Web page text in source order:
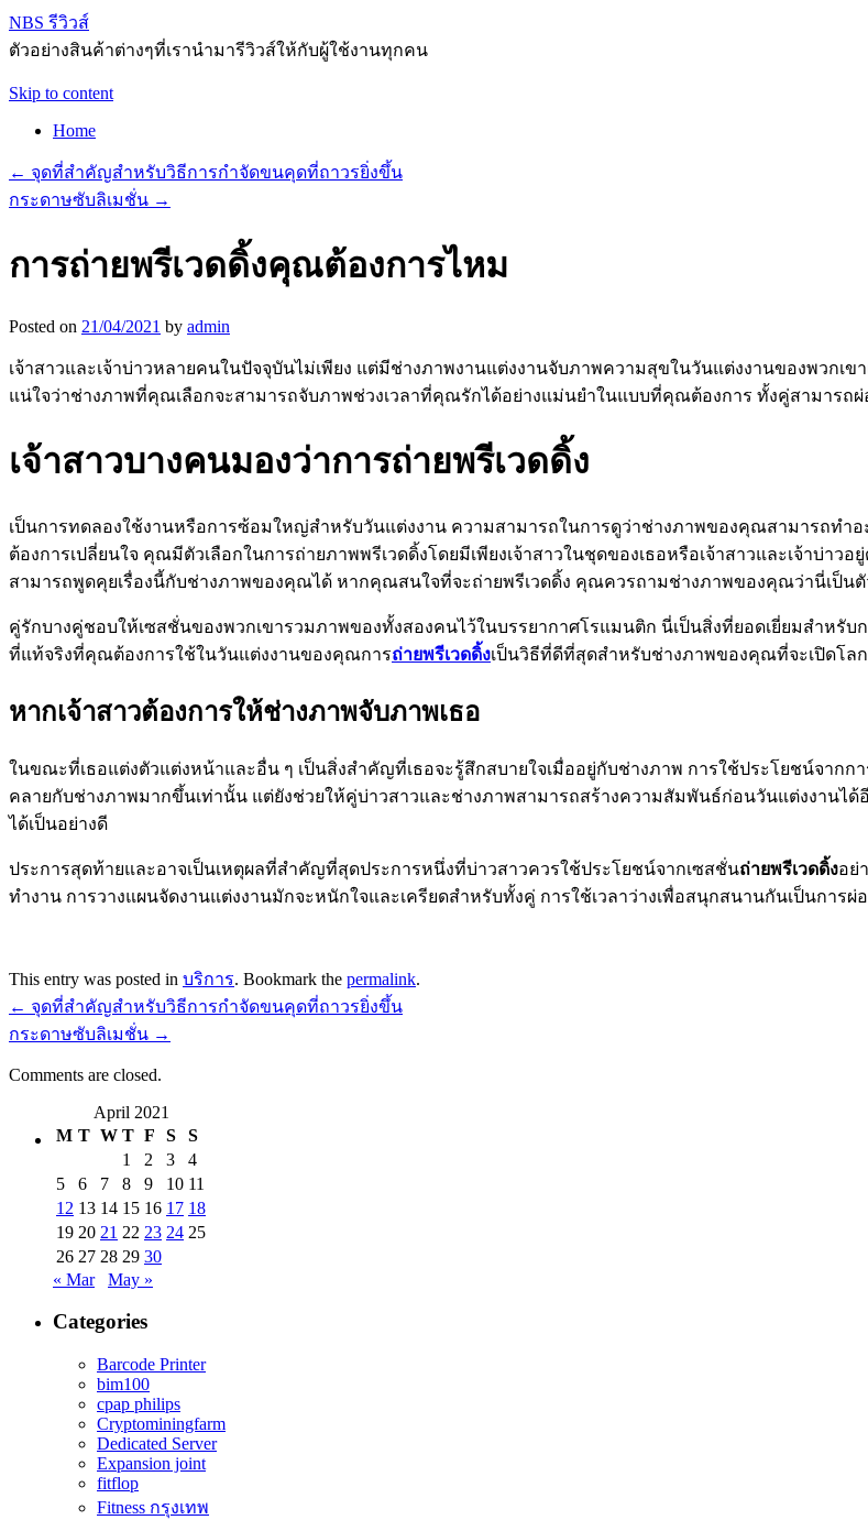
NBS รีวิวส์
ตัวอย่างสินค้าต่างๆที่เรานำมารีวิวส์ให้กับผู้ใช้งานทุกคน
Skip to content
Home
← จุดที่สำคัญสำหรับวิธีการกำจัดขนคุดที่ถาวรยิ่งขึ้น
กระดาษซับลิเมชั่น →
การถ่ายพรีเวดดิ้งคุณต้องการไหม
Posted on 21/04/2021 by admin
เจ้าสาวและเจ้าบ่าวหลายคนในปัจจุบันไม่เพียง แต่มีช่างภาพงานแต่งงานจับภาพความสุขในวันแต่งงานของพวกเข
แน่ใจว่าช่างภาพที่คุณเลือกจะสามารถจับภาพช่วงเวลาที่คุณรักได้อย่างแม่นยำในแบบที่คุณต้องการ ทั้งคู่สามารถ
เจ้าสาวบางคนมองว่าการถ่ายพรีเวดดิ้ง
เป็นการทดลองใช้งานหรือการซ้อมใหญ่สำหรับวันแต่งงาน ความสามารถในการดูว่าช่างภาพของคุณสามารถทำ
ต้องการเปลี่ยนใจ คุณมีตัวเลือกในการถ่ายภาพพรีเวดดิ้งโดยมีเพียงเจ้าสาวในชุดของเธอหรือเจ้าสาวและเจ้าบ่
สามารถพูดคุยเรื่องนี้กับช่างภาพของคุณได้ หากคุณสนใจที่จะถ่ายพรีเวดดิ้ง คุณควรถามช่างภาพของคุณว่านี่เป็นตั
คู่รักบางคู่ชอบให้เซสชั่นของพวกเขารวมภาพของทั้งสองคนไว้ในบรรยากาศโรแมนติก นี่เป็นสิ่งที่ยอดเยี่ยมสำห
ที่แท้จริงที่คุณต้องการใช้ในวันแต่งงานของคุณการถ่ายพรีเวดดิ้งเป็นวิธีที่ดีที่สุดสำหรับช่างภาพของคุณที่จะเปิดโล
หากเจ้าสาวต้องการให้ช่างภาพจับภาพเธอ
ในขณะที่เธอแต่งตัวแต่งหน้าและอื่น ๆ เป็นสิ่งสำคัญที่เธอจะรู้สึกสบายใจเมื่ออยู่กับช่างภาพ การใช้ประโยชน์จากก
คลายกับช่างภาพมากขึ้นเท่านั้น แต่ยังช่วยให้คู่บ่าวสาวและช่างภาพสามารถสร้างความสัมพันธ์ก่อนวันแต่งงานได้
ได้เป็นอย่างดี
ประการสุดท้ายและอาจเป็นเหตุผลที่สำคัญที่สุดประการหนึ่งที่บ่าวสาวควรใช้ประโยชน์จากเซสชั่นถ่ายพรีเวดดิ้งอย่
ทำงาน การวางแผนจัดงานแต่งงานมักจะหนักใจและเครียดสำหรับทั้งคู่ การใช้เวลาว่างเพื่อสนุกสนานกันเป็นการผ่
This entry was posted in บริการ. Bookmark the permalink.
← จุดที่สำคัญสำหรับวิธีการกำจัดขนคุดที่ถาวรยิ่งขึ้น
กระดาษซับลิเมชั่น →
Comments are closed.
April 2021
M T W T F S
S
1
2 3
4
5
6 7 8 9 10 11
12 13 14 15 16 17 18
19 20 21 22 23 24 25
26 27 28 29 30
« Mar
May »
Categories
Barcode Printer
bim100
cpap philips
Cryptominingfarm
Dedicated Server
Expansion joint
fitflop
Fitness กรุงเทพ